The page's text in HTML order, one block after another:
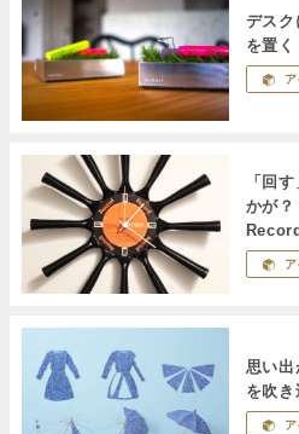
デスク
を置
「回
かが
思い出
を吹き